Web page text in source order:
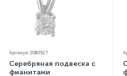
Артикул: 2080527
Серебряная подвеска с
фианитами